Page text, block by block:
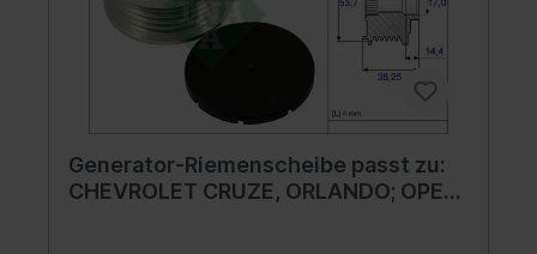
Generator-Riemenscheibe passt zu:
CHEVROLET CRUZE, ORLANDO; OPEL